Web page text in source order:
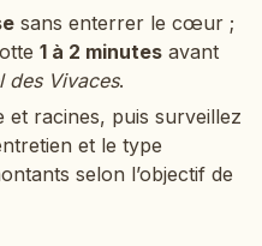
sans enterrer le cœur ;
1 à 2 minutes avant
des Vivaces.
racines, puis surveillez
et le type
selon l’objectif de